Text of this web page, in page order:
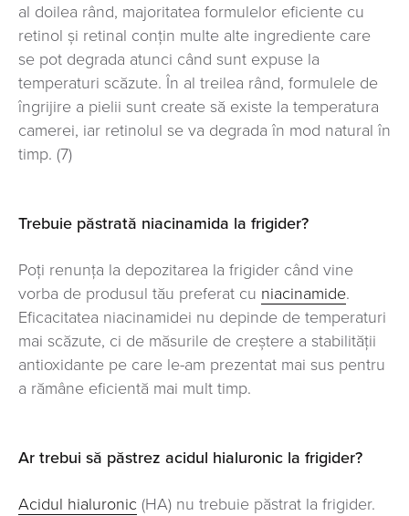
al doilea rând, majoritatea formulelor eficiente cu
retinol și retinal conțin multe alte ingrediente care
se pot degrada atunci când sunt expuse la
temperaturi scăzute. În al treilea rând, formulele de
îngrijire a pielii sunt create să existe la temperatura
camerei, iar retinolul se va degrada în mod natural în
timp. (7)
Trebuie păstrată niacinamida la frigider?
Poți renunța la depozitarea la frigider când vine
vorba de produsul tău preferat cu niacinamide.
Eficacitatea niacinamidei nu depinde de temperaturi
mai scăzute, ci de măsurile de creștere a stabilității
antioxidante pe care le-am prezentat mai sus pentru
a rămâne eficientă mai mult timp.
Ar trebui să păstrez acidul hialuronic la frigider?
Acidul hialuronic (HA) nu trebuie păstrat la frigider.